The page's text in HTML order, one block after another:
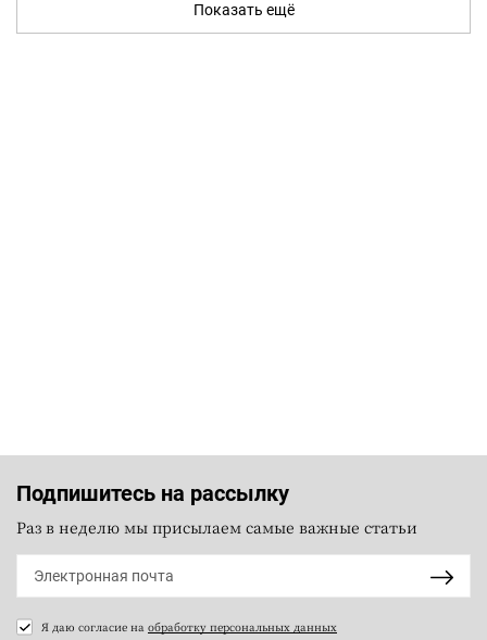
Показать ещё
Подпишитесь на рассылку
Раз в неделю мы присылаем самые важные статьи
Я даю согласие на обработку персональных данных